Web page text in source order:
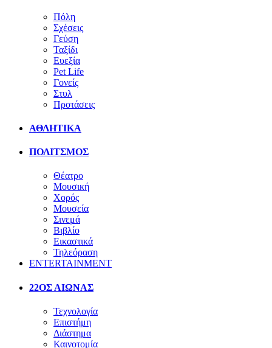
Πόλη
Σχέσεις
Γεύση
Ταξίδι
Ευεξία
Pet Life
Γονείς
Στυλ
Προτάσεις
ΑΘΛΗΤΙΚΑ
ΠΟΛΙΤΣΜΟΣ
Θέατρο
Μουσική
Χορός
Μουσεία
Σινεμά
Βιβλίο
Εικαστικά
Τηλεόραση
ENTERTAINMENT
22ΟΣ ΑΙΩΝΑΣ
Τεχνολογία
Επιστήμη
Διάστημα
Καινοτομία